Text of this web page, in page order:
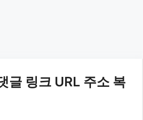
글 링크 URL 주소 복